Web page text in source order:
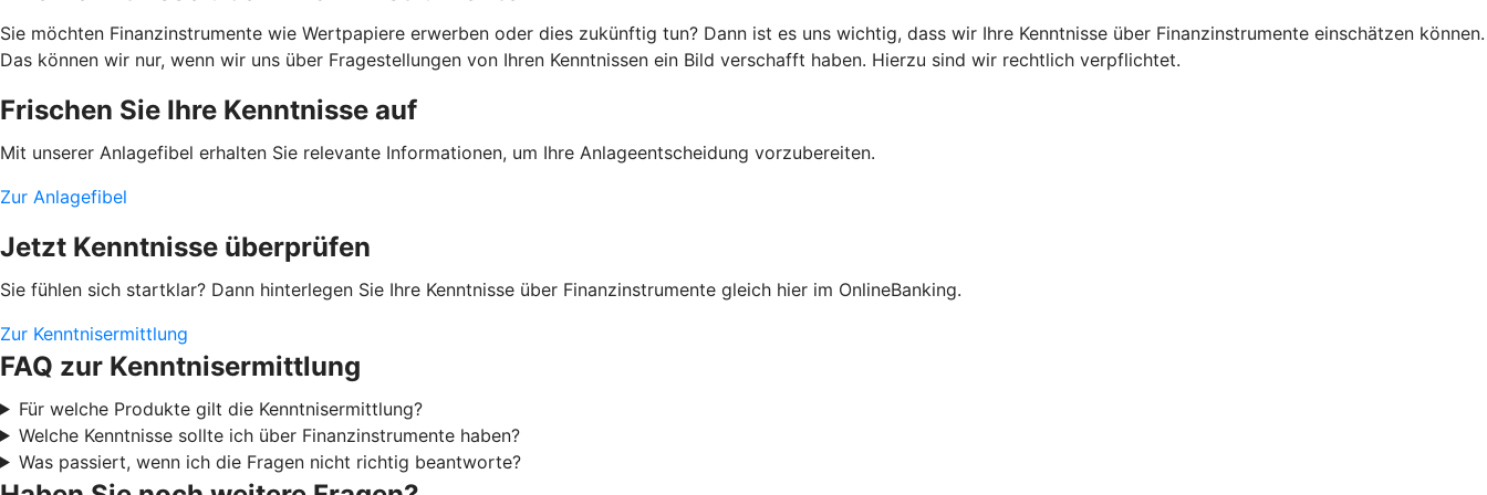
Sie möchten Finanzinstrumente wie Wertpapiere erwerben oder dies zukünftig tun? Dann ist es uns wichtig, dass wir Ihre Kenntnisse über Finanzinstrumente einschätzen können.
Das können wir nur, wenn wir uns über Fragestellungen von Ihren Kenntnissen ein Bild verschafft haben. Hierzu sind wir rechtlich verpflichtet.
Frischen Sie Ihre Kenntnisse auf
Mit unserer Anlagefibel erhalten Sie relevante Informationen, um Ihre Anlageentscheidung vorzubereiten.
Zur Anlagefibel
Jetzt Kenntnisse überprüfen
Sie fühlen sich startklar? Dann hinterlegen Sie Ihre Kenntnisse über Finanzinstrumente gleich hier im OnlineBanking.
Zur Kenntnisermittlung
FAQ zur Kenntnisermittlung
Für welche Produkte gilt die Kenntnisermittlung?
Welche Kenntnisse sollte ich über Finanzinstrumente haben?
Was passiert, wenn ich die Fragen nicht richtig beantworte?